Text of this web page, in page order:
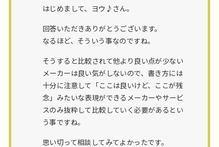
はじめまして、ヨウ♪さん。
回答いただきありがとうございます。
なるほど、そういう事なのですね。
そうすると比較されて他より良い点が少ない
メーカーは良い気がしないので、書き方には
十分に注意して「ここは良いけど、ここが残
念」みたいな表現ができるメーカーやサービ
スのみ抜粋して比較していく必要があるとい
う事ですね。
思い切って相談してみてよかったです。